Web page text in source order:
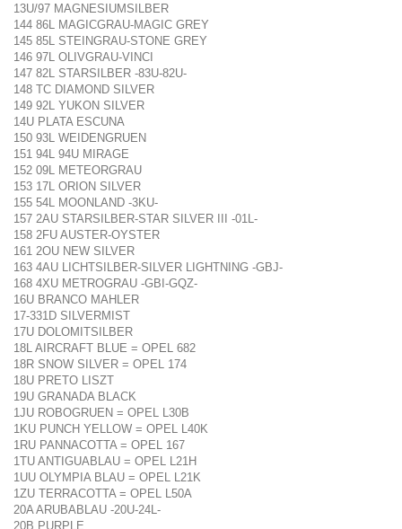
13U/97 MAGNESIUMSILBER
144 86L MAGICGRAU-MAGIC GREY
145 85L STEINGRAU-STONE GREY
146 97L OLIVGRAU-VINCI
147 82L STARSILBER -83U-82U-
148 TC DIAMOND SILVER
149 92L YUKON SILVER
14U PLATA ESCUNA
150 93L WEIDENGRUEN
151 94L 94U MIRAGE
152 09L METEORGRAU
153 17L ORION SILVER
155 54L MOONLAND -3KU-
157 2AU STARSILBER-STAR SILVER III -01L-
158 2FU AUSTER-OYSTER
161 2OU NEW SILVER
163 4AU LICHTSILBER-SILVER LIGHTNING -GBJ-
168 4XU METROGRAU -GBI-GQZ-
16U BRANCO MAHLER
17-331D SILVERMIST
17U DOLOMITSILBER
18L AIRCRAFT BLUE = OPEL 682
18R SNOW SILVER = OPEL 174
18U PRETO LISZT
19U GRANADA BLACK
1JU ROBOGRUEN = OPEL L30B
1KU PUNCH YELLOW = OPEL L40K
1RU PANNACOTTA = OPEL 167
1TU ANTIGUABLAU = OPEL L21H
1UU OLYMPIA BLAU = OPEL L21K
1ZU TERRACOTTA = OPEL L50A
20A ARUBABLAU -20U-24L-
20B PURPLE